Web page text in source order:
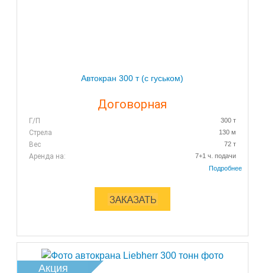
Автокран 300 т (с гуськом)
Договорная
Г/П 300 т
Стрела 130 м
Вес 72 т
Аренда на: 7+1 ч. подачи
Акция